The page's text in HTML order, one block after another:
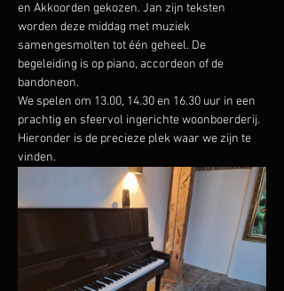
en Akkoorden gekozen. Jan zijn teksten
worden deze middag met muziek
samengesmolten tot één geheel. De
begeleiding is op piano, accordeon of de
bandoneon.
We spelen om 13.00, 14.30 en 16.30 uur in een
prachtig en sfeervol ingerichte woonboerderij.
Hieronder is de precieze plek waar we zijn te
vinden.